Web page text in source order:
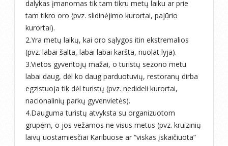
dalykas įmanomas tik tam tikru metų laiku ar prie
tam tikro oro (pvz. slidinėjimo kurortai, pajūrio
kurortai).
2.Yra metų laikų, kai oro sąlygos itin ekstremalios
(pvz. labai šalta, labai labai karšta, nuolat lyja).
3.Vietos gyventojų mažai, o turistų sezono metu
labai daug, dėl ko daug parduotuvių, restoranų dirba
egzistuoja tik dėl turistų (pvz. nedideli kurortai,
nacionalinių parkų gyvenvietės).
4.Dauguma turistų atvyksta su organizuotom
grupėm, o jos vežamos ne visus metus (pvz. kruizinių
laivų uostamiesčiai Karibuose ar “viskas įskaičiuota”